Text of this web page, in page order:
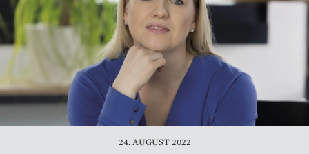
24. AUGUST 2022